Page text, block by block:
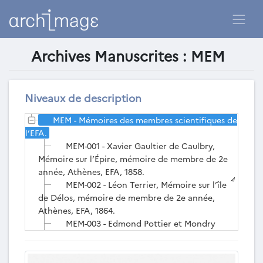
Archives Manuscrites : MEM
Niveaux de description
Liste des archives manuscrites
existantes
MEM - Mémoires des membres scientifiques de
l’EFA.
MEM-001 - Xavier Gaultier de Caulbry,
Mémoire sur l’Épire, mémoire de membre de 2e
année, Athènes, EFA, 1858.
MEM-002 - Léon Terrier, Mémoire sur l’île
de Délos, mémoire de membre de 2e année,
Athènes, EFA, 1864.
MEM-003 - Edmond Pottier et Mondry
Chypre, fait pendant les mois d’août à novembre